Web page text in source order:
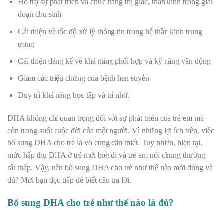
Hỗ trợ sự phát triển và chức năng thị giác, thần kinh trong giai
đoạn chu sinh
Cải thiện về tốc độ xử lý thông tin trong hệ thần kinh trung
ương
Cải thiện đáng kể về khả năng phối hợp và kỹ năng vận động
Giảm các triệu chứng của bệnh hen suyễn
Duy trì khả năng học tập và trí nhớ.
DHA không chỉ quan trọng đối với sự phát triển của trẻ em mà
còn trong suốt cuộc đời của một người. Vì những lợi ích trên, việc
bổ sung DHA cho trẻ là vô cùng cần thiết. Tuy nhiên, hiện tại,
mức hấp thụ DHA ở trẻ mới biết đi và trẻ em nói chung thường
rất thấp. Vậy, nên bổ sung DHA cho trẻ như thế nào mới đúng và
đủ? Mời bạn đọc tiếp để biết câu trả lời.
Bổ sung DHA cho trẻ như thế nào là đủ?